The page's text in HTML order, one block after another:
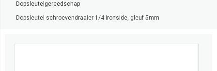
Dopsleutelgereedschap
Dopsleutel schroevendraaier 1/4 Ironside, gleuf 5mm